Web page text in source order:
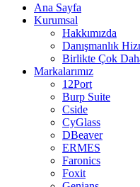
Ana Sayfa
Kurumsal
Hakkımızda
Danışmanlık
Birlikte Çok
Markalarımız
12Port
Burp Suite
Cside
CyGlass
DBeaver
ERMES
Faronics
Foxit